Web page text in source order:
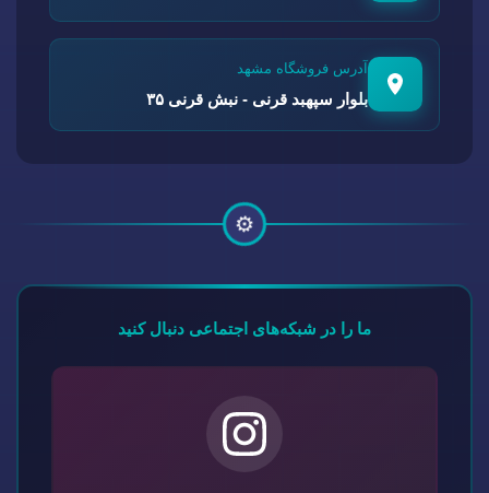
آدرس فروشگاه مشهد
بلوار سپهبد قرنی - نبش قرنی ۳۵
⚙️
ما را در شبکه‌های اجتماعی دنبال کنید